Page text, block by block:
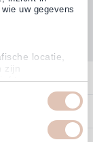
uw gegevens
locatie,
zijn
te scannen
verwerkt
in de